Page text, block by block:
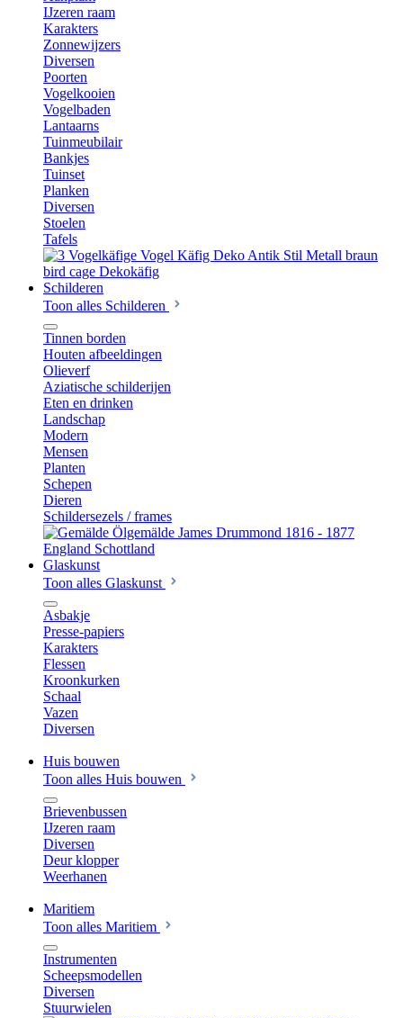
IJzeren raam
Karakters
Zonnewijzers
Diversen
Poorten
Vogelkooien
Vogelbaden
Lantaarns
Tuinmeubilair
Bankjes
Tuinset
Planken
Diversen
Stoelen
Tafels
Schilderen
Toon alles Schilderen
Tinnen borden
Houten afbeeldingen
Olieverf
Aziatische schilderijen
Eten en drinken
Landschap
Modern
Mensen
Planten
Schepen
Dieren
Schildersezels / frames
Glaskunst
Toon alles Glaskunst
Asbakje
Presse-papiers
Karakters
Flessen
Kroonkurken
Schaal
Vazen
Diversen
Huis bouwen
Toon alles Huis bouwen
Brievenbussen
IJzeren raam
Diversen
Deur klopper
Weerhanen
Maritiem
Toon alles Maritiem
Instrumenten
Scheepsmodellen
Diversen
Stuurwielen